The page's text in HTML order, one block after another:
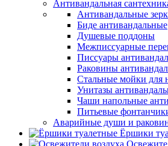
Антивандальная
Антивандальные
Биде антивандальные
Душевые поддоны
Межписсуарные
Писсуары
Раковины
Стальные мойки для
Унитазы
Чаши напольные
Питьевые
Аварийные души и
Ёршики